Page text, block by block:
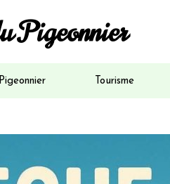
Pigeonnier
Tourisme